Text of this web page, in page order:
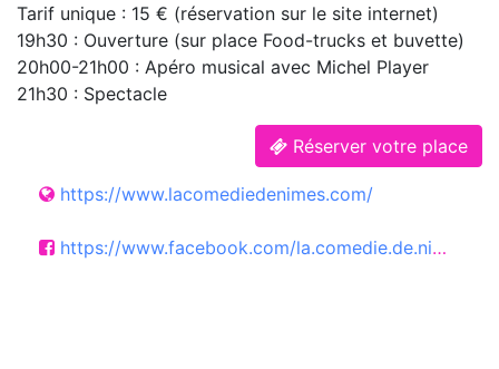
Tarif unique : 15 € (réservation sur le site internet)
19h30 : Ouverture (sur place Food-trucks et buvette)
20h00-21h00 : Apéro musical avec Michel Player
21h30 : Spectacle
Réserver votre place
https://www.lacomediedenimes.com/
https://www.facebook.com/la.comedie.de.nimes/